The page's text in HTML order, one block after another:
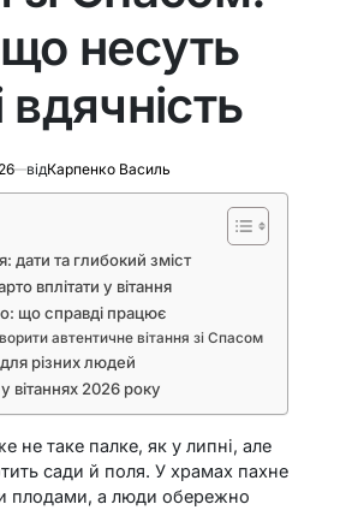
несуть
вдячність
відКарпенко Василь
дати та глибокий зміст
вплітати у вітання
що справді працює
автентичне вітання зі Спасом
різних людей
вітаннях 2026 року
не таке палке, як у липні, але
сади й поля. У храмах пахне
плодами, а люди обережно